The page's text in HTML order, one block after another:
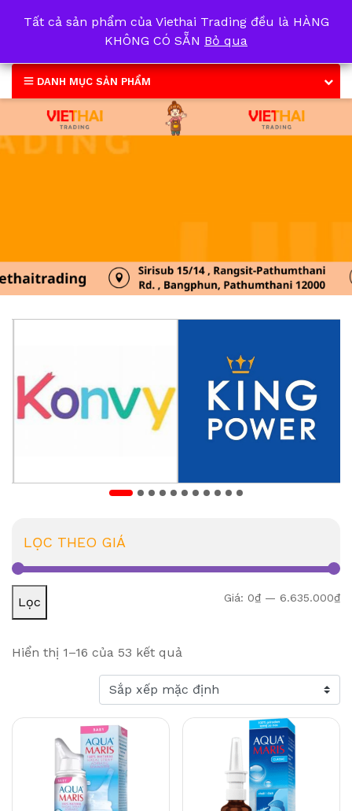
DANH MỤC SẢN PHẨM
LỌC THEO GIÁ
Lọc Giá: 0₫ — 6.635.000₫
Hiển thị 1–16 của 53 kết quả
Tất cả sản phẩm của Viethai Trading đều là HÀNG
KHÔNG CÓ SẴN Bỏ qua